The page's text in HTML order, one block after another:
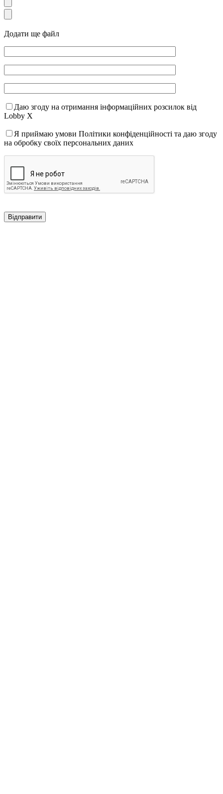
Додати ще файл
Даю згоду на отримання інформаційних розсилок від
Lobby X
Я приймаю умови Політики конфіденційності та даю згоду
на обробку своїх персональних даних